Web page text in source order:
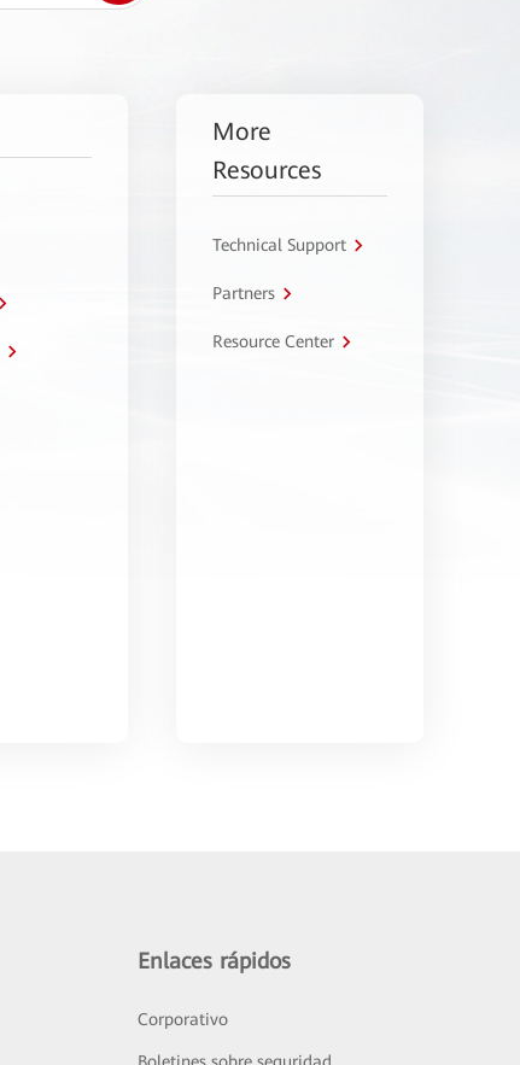
More
Resources
Technical Support
Partners
Resource Center
Enlaces rápidos
Corporativo